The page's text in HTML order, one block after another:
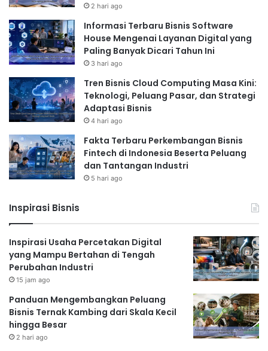
2 hari ago
Informasi Terbaru Bisnis Software
House Mengenai Layanan Digital yang
Paling Banyak Dicari Tahun Ini
3 hari ago
Tren Bisnis Cloud Computing Masa Kini:
Teknologi, Peluang Pasar, dan Strategi
Adaptasi Bisnis
4 hari ago
Fakta Terbaru Perkembangan Bisnis
Fintech di Indonesia Beserta Peluang
dan Tantangan Industri
5 hari ago
Inspirasi Bisnis
Inspirasi Usaha Percetakan Digital
yang Mampu Bertahan di Tengah
Perubahan Industri
15 jam ago
Panduan Mengembangkan Peluang
Bisnis Ternak Kambing dari Skala Kecil
hingga Besar
2 hari ago